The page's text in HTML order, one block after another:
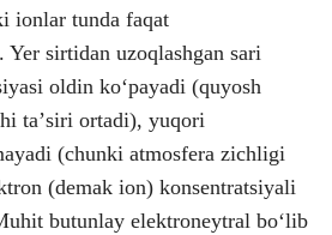
ionlar tunda faqat
Yer sirtidan uzoqlashgan sari
oldin koʻpayadi (quyosh
taʼsiri ortadi), yuqori
(chunki atmosfera zichligi
(demak ion) konsentratsiyali
butunlay elektroneytral boʻlib